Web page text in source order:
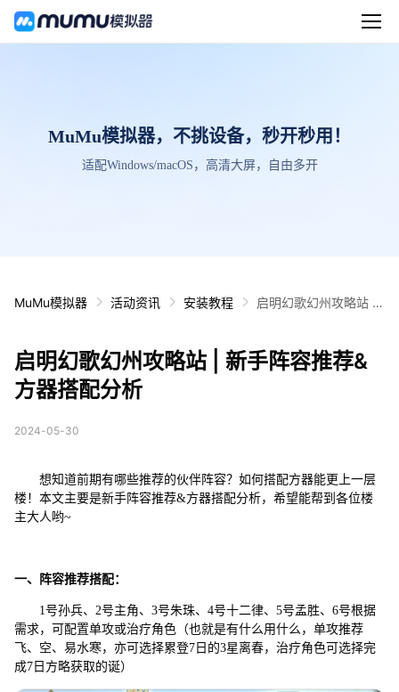
MuMu模拟器，不挑设备，秒开秒用！
适配Windows/macOS，高清大屏，自由多开
MuMu模拟器 活动资讯 安装教程
启明幻歌幻州攻略站 |
启明幻歌幻州攻略站 | 新手阵容推荐&
方器搭配分析
2024-05-30
想知道前期有哪些推荐的伙伴阵容？如何搭配方器能更上一层
楼！本文主要是新手阵容推荐&方器搭配分析，希望能帮到各位楼
主大人哟~
一、阵容推荐搭配：
1号孙兵、2号主角、3号朱珠、4号十二律、5号孟胜、6号根据
需求，可配置单攻或治疗角色（也就是有什么用什么，单攻推荐
飞、空、易水寒，亦可选择累登7日的3星离春，治疗角色可选择完
成7日方略获取的诞）